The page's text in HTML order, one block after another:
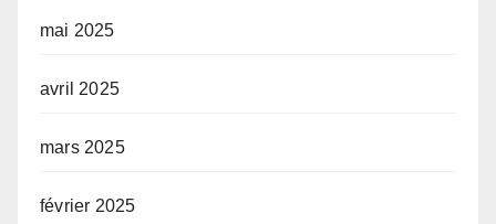
mai 2025
avril 2025
mars 2025
février 2025